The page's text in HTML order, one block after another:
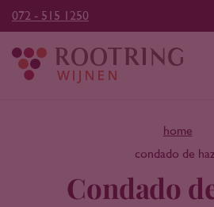
072 - 515 1250
home
condado de
Condado